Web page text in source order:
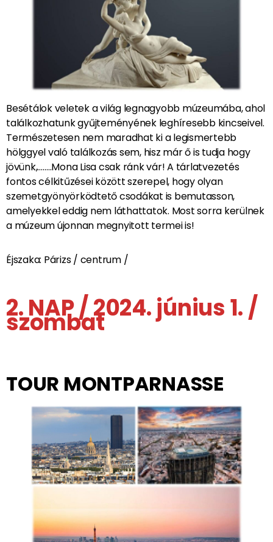
Besétálok veletek a világ legnagyobb múzeumába, ahol
találkozhatunk gyűjteményének leghíresebb kincseivel.
Természetesen nem maradhat ki a legismertebb
hölggyel való találkozás sem, hisz már ő is tudja hogy
jövünk,……..Mona Lisa csak ránk vár! A tárlatvezetés
fontos célkitűzései között szerepel, hogy olyan
szemetgyönyörködtető csodákat is bemutasson,
amelyekkel eddig nem láthattatok. Most sorra kerülnek
a múzeum újonnan megnyitott termei is!
Éjszaka: Párizs / centrum /
2. NAP / 2024. június 1. /
szombat
TOUR MONTPARNASSE